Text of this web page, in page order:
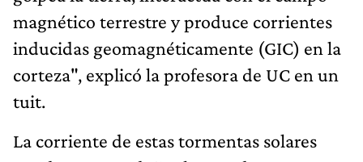
magnético terrestre y produce corrientes
inducidas geomagnéticamente (GIC) en la
corteza", explicó la profesora de UC en un
tuit.
La corriente de estas tormentas solares